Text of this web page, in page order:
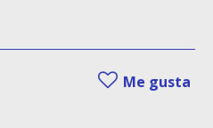
Me gusta